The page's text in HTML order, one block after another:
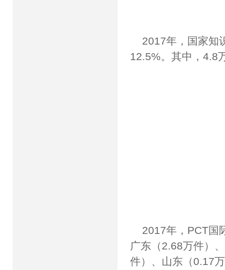
2017年，国家知
12.5%。其中，4.8
2017年，PCT国
广东（2.68万件）
件）、山东（0.17